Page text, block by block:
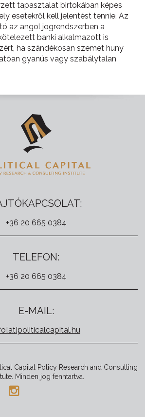
tapasztalat birtokában képes
esetekről kell jelentést tennie. Az
az angol jogrendszerben a
banki alkalmazott is
ha szándékosan szemet huny
gyanús vagy szabálytalan
+36 20 665 0384
TELEFON:
+36 20 665 0384
E-MAIL:
Capital Policy Research and Consulting
Minden jog fenntartva.